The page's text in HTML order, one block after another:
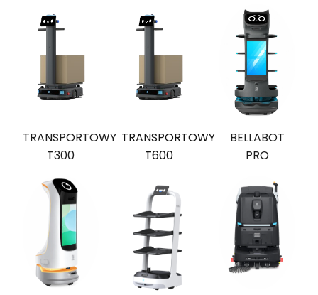
TRANSPORTOWY
T300
TRANSPORTOWY
T600
BELLABOT
PRO